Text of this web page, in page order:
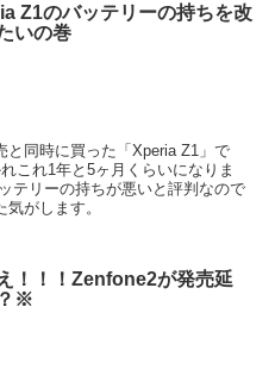
Z1のバッテリーの持ちを改
いの巻
と同時に買った「Xperia Z1」で
これ1年と5ヶ月くらいになりま
テリーの持ちが悪いと評判なので
がします。
！！！Zenfone2が発売延
※